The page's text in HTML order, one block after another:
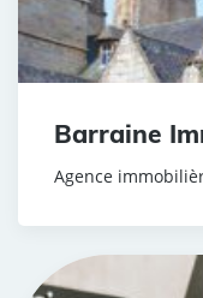
Barraine
Agence